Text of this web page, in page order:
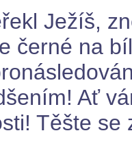
Ježíš,
černé na
Ať
Těšte se